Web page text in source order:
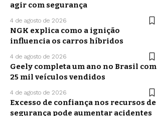
agir com segurança
4 de agosto de 2026
NGK explica como a ignição
influencia os carros híbridos
4 de agosto de 2026
Geely completa um ano no Brasil com
25 mil veículos vendidos
4 de agosto de 2026
Excesso de confiança nos recursos de
segurança pode aumentar acidentes